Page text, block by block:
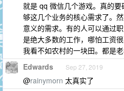
就是 qq 微信几个游戏。真的
够这几个业务的核心需求了。
意义的需求。有的人可以通过
是绝大多数的工作，哪怕工资
我看不如农村的一块田。都是老
Edwards Sep 27, 2019
@rainymorn 太真实了